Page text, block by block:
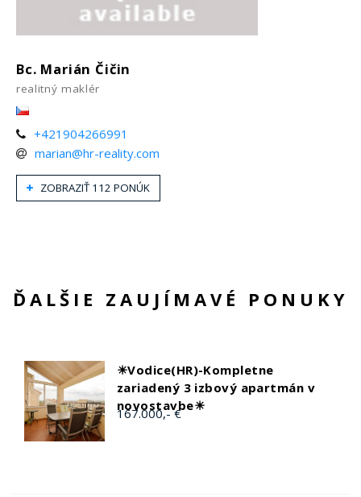
Bc. Marián Čičin
realitný maklér
+421904266991
marian@hr-reality.com
ZOBRAZIŤ 112 PONÚK
ĎALŠIE ZAUJÍMAVÉ PONUKY
☀Vodice(HR)-Kompletne
zariadený 3 izbový apartmán v
novostavbe☀
167.000,- €